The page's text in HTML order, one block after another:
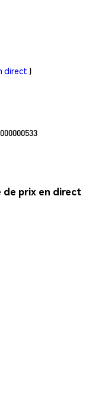
direct )
de prix en direct